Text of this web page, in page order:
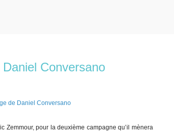
Conversano
Zemmour, pour la deuxième campagne qu’il mènera